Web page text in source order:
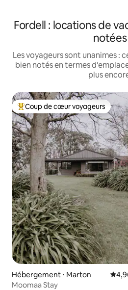
Fordell : locations de
notées
Les voyageurs sont unanimes :
bien notés en termes
plus
Coups de cœur voyageurs les
Coup de cœur voyageurs
Hébergement ⋅ Marton
Moomaa Stay